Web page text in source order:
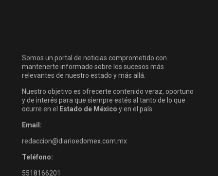
Somos un portal de noticias comprometido con
mantenerte informado sobre los sucesos más
relevantes de nuestro estado y más allá.
Nuestro objetivo es ofrecerte contenido veraz, oportuno
y de interés para que siempre estés al tanto de lo que
ocurre en el
Estado de México y en el país.
Email:
redaccion@diarioedomex.com.mx
Teléfono:
5518166201